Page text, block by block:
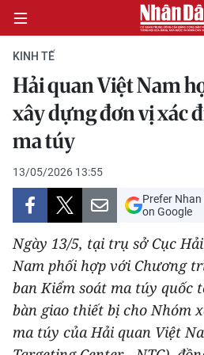
CHÍNH TRỊ
KINH TẾ
VĂN HÓA
XÃ HỘI
PHÁP LUẬT
DU LỊCH
THẾ GIỚI
KINH TẾ
Hải quan Việt Nam
xây dựng đơn vị xác
ma túy
13/05/2026 13:55
Prefer Nhan
on Google
Ngày 13/5, tại trụ sở Cục
Nam phối hợp với Chương
ban Kiểm soát ma túy quốc
bàn giao thiết bị cho Nhóm
ma túy của Hải quan Việt